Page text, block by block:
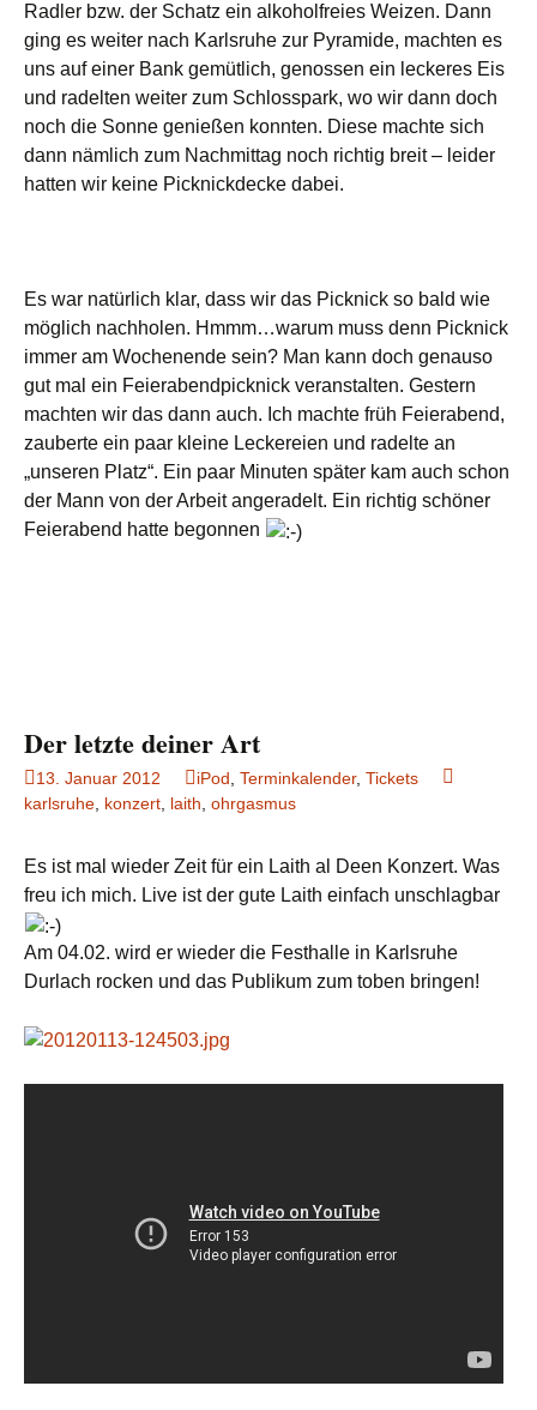
Radler bzw. der Schatz ein alkoholfreies Weizen. Dann
ging es weiter nach Karlsruhe zur Pyramide, machten es
uns auf einer Bank gemütlich, genossen ein leckeres Eis
und radelten weiter zum Schlosspark, wo wir dann doch
noch die Sonne genießen konnten. Diese machte sich
dann nämlich zum Nachmittag noch richtig breit – leider
hatten wir keine Picknickdecke dabei.
Es war natürlich klar, dass wir das Picknick so bald wie
möglich nachholen. Hmmm…warum muss denn Picknick
immer am Wochenende sein? Man kann doch genauso
gut mal ein Feierabendpicknick veranstalten. Gestern
machten wir das dann auch. Ich machte früh Feierabend,
zauberte ein paar kleine Leckereien und radelte an
„unseren Platz“. Ein paar Minuten später kam auch schon
der Mann von der Arbeit angeradelt. Ein richtig schöner
Feierabend hatte begonnen
Der letzte deiner Art
13. Januar 2012 iPod Terminkalender, Tickets
karlsruhe konzert laith ohrgasmus
Es ist mal wieder Zeit für ein Laith al Deen Konzert. Was
freu ich mich. Live ist der gute Laith einfach unschlagbar
Am 04.02. wird er wieder die Festhalle in Karlsruhe
Durlach rocken und das Publikum zum toben bringen!